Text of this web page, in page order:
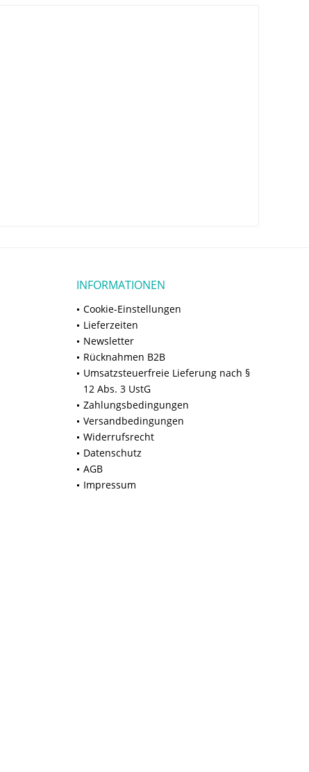
INFORMATIONEN
Cookie-Einstellungen
Lieferzeiten
Newsletter
Rücknahmen B2B
Umsatzsteuerfreie Lieferung nach §
12 Abs. 3 UstG
Zahlungsbedingungen
Versandbedingungen
Widerrufsrecht
Datenschutz
AGB
Impressum